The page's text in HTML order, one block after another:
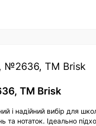
№2636, ТМ Brisk
ТМ Brisk
і надійний вибір для
та нотаток. Ідеально